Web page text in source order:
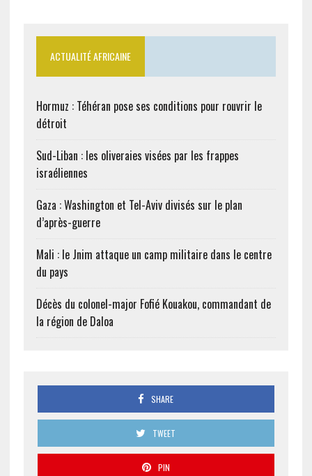
ACTUALITÉ AFRICAINE
Hormuz : Téhéran pose ses conditions pour rouvrir le
détroit
Sud-Liban : les oliveraies visées par les frappes
israéliennes
Gaza : Washington et Tel-Aviv divisés sur le plan
d’après-guerre
Mali : le Jnim attaque un camp militaire dans le centre
du pays
Décès du colonel-major Fofié Kouakou, commandant de
la région de Daloa
SHARE
TWEET
PIN